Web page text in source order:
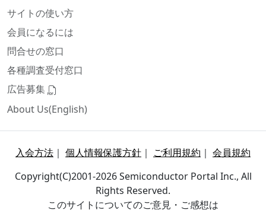
サイトの使い方
会員になるには
問合せの窓口
各種調査受付窓口
広告募集
About Us(English)
入会方法 ｜ 個人情報保護方針 ｜ ご利用規約 ｜ 会員規約
Copyright(C)2001-2026 Semiconductor Portal Inc., All
Rights Reserved.
このサイトについてのご意見・ご感想は